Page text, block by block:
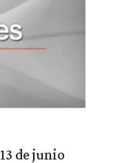
de junio